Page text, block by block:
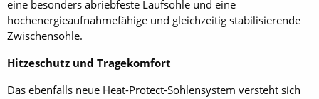
eine besonders abriebfeste Laufsohle und eine
hochenergieaufnahmefähige und gleichzeitig stabilisierende
Zwischensohle.
Hitzeschutz und Tragekomfort
Das ebenfalls neue Heat-Protect-Sohlensystem versteht sich